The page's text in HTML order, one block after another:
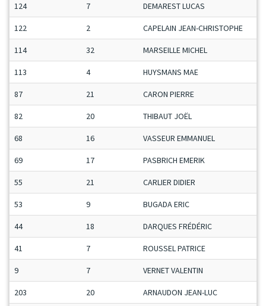
124 7 DEMAREST LUCAS
122 2 CAPELAIN JEAN-CHRISTOPHE
114 32 MARSEILLE MICHEL
113 4 HUYSMANS MAE
87 21 CARON PIERRE
82 20 THIBAUT JOËL
68 16 VASSEUR EMMANUEL
69 17 PASBRICH EMERIK
55 21 CARLIER DIDIER
53 9 BUGADA ERIC
44 18 DARQUES FRÉDÉRIC
41 7 ROUSSEL PATRICE
9 7 VERNET VALENTIN
203 20 ARNAUDON JEAN-LUC